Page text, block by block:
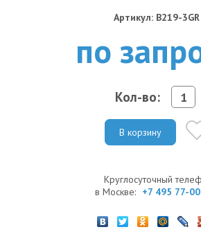
Артикул: B219-3GR
по
Кол-во:
В корзину
Круглосуточный
в Москве: +7 495 77-